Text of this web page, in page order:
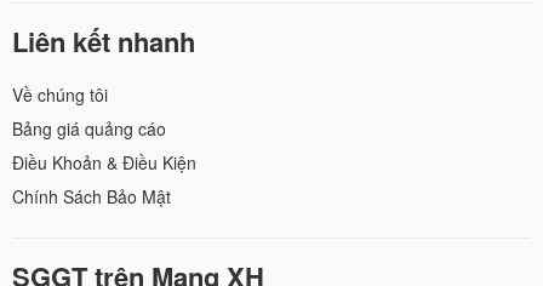
Liên kết nhanh
Về chúng tôi
Bảng giá quảng cáo
Điều Khoản & Điều Kiện
Chính Sách Bảo Mật
SGGT trên Mạng XH